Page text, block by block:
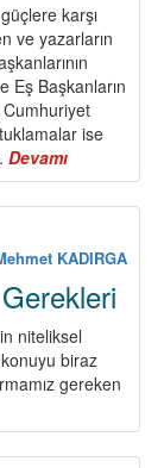
karşı
ve yazarların
Eş Başkanların
ise
Devamı
Gün,
Tüm
Faşist
Faşizme
Birlik
Ve
Mücadele
KADIRGA
niteliksel
biraz
gereken